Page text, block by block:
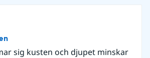
sig kusten och djupet minskar